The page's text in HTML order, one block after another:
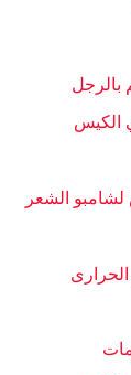
الكيس
لشامبو الشعر